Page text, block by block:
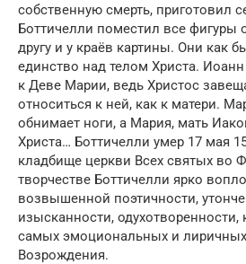
собственную смерть, приготовил
Боттичелли поместил все фигуры
другу и у краёв картины. Они как
единство над телом Христа.
к Деве Марии, ведь Христос
относиться к ней, как к матери.
обнимает ноги, а Мария, мать
Христа… Боттичелли умер 17 мая
кладбище церкви Всех святых во
творчестве Боттичелли ярко
возвышенной поэтичности,
изысканности,
самых эмоциональных и
Возрождения.